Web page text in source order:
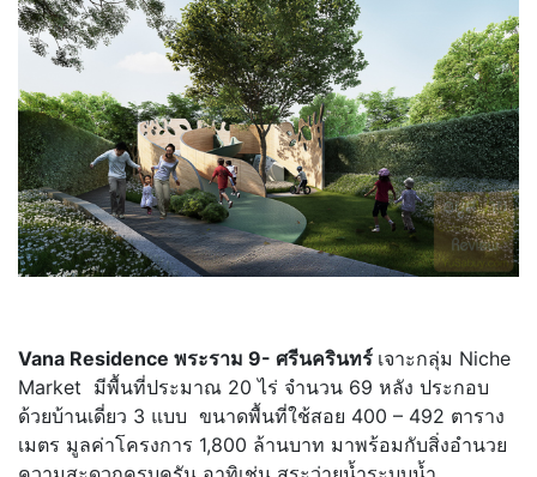
Vana Residence พระราม 9- ศรีนครินทร์ เจาะกลุ่ม Niche
Market มีพื้นที่ประมาณ 20 ไร่ จำนวน 69 หลัง ประกอบ
ด้วยบ้านเดี่ยว 3 แบบ ขนาดพื้นที่ใช้สอย 400 – 492 ตาราง
เมตร มูลค่าโครงการ 1,800 ล้านบาท มาพร้อมกับสิ่งอำนวย